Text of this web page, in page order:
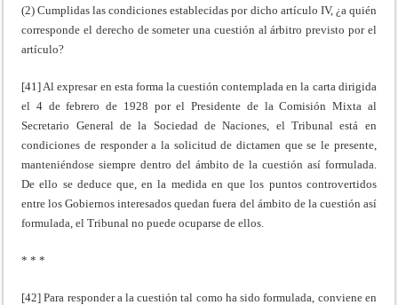
(2) Cumplidas las condiciones establecidas por dicho artículo IV, ¿a quién
corresponde el derecho de someter una cuestión al árbitro previsto por el
artículo?
[41] Al expresar en esta forma la cuestión contemplada en la carta dirigida
el 4 de febrero de 1928 por el Presidente de la Comisión Mixta al
Secretario General de la Sociedad de Naciones, el Tribunal está en
condiciones de responder a la solicitud de dictamen que se le presente,
manteniéndose siempre dentro del ámbito de la cuestión así formulada.
De ello se deduce que, en la medida en que los puntos controvertidos
entre los Gobiernos interesados quedan fuera del ámbito de la cuestión así
formulada, el Tribunal no puede ocuparse de ellos.
* * *
[42] Para responder a la cuestión tal como ha sido formulada, conviene en